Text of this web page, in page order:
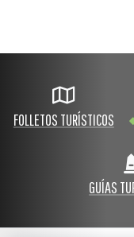
FOLLETOS TURÍSTICOS
GUÍAS